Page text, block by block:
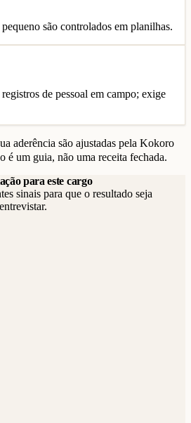
são controlados em planilhas.
de pessoal em campo; exige
aderência são ajustadas pela Kokoro
é um guia, não uma receita fechada.
para este cargo
sinais para que o resultado seja